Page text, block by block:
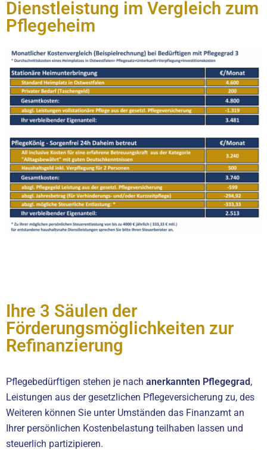
Dienstleistung im Vergleich zum
Pflegeheim
Ihre 3 Säulen der
Förderungsmöglichkeiten zur
Refinanzierung
Pflegebedürftigen stehen je nach anerkannten Pflegegrad,
Leistungen aus der gesetzlichen Pflegeversicherung zu, des
Weiteren können Sie unter Umständen das Finanzamt an
Ihrer persönlichen Kostenbelastung teilhaben lassen und
steuerlich partizipieren.